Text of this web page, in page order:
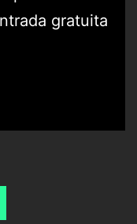
gratuita